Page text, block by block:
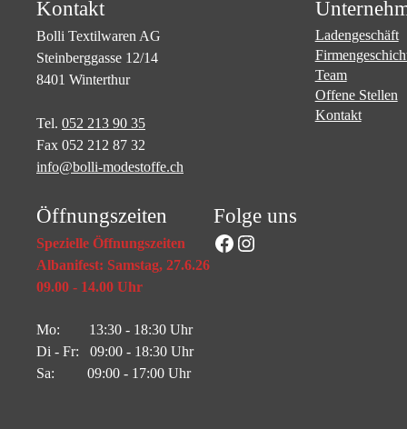
Kontakt
Bolli Textilwaren AG
Steinberggasse 12/14
8401 Winterthur
Tel. 052 213 90 35
Fax 052 212 87 32
info@bolli-modestoffe.ch
Öffnungszeiten
Spezielle Öffnungszeiten
Albanifest: Samstag, 27.6.26
09.00 - 14.00 Uhr
Mo: 13:30 - 18:30 Uhr
Di - Fr: 09:00 - 18:30 Uhr
Sa: 09:00 - 17:00 Uhr
Folge uns
Facebook
Instagram
Ladengeschäft
Team
Offene Stellen
Kontakt